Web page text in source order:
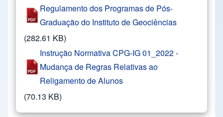
Regulamento dos Programas de Pós-
Graduação do Instituto de Geociências
(282.61 KB)
Instrução Normativa CPG-IG 01_2022 -
Mudança de Regras Relativas ao
Religamento de Alunos
(70.13 KB)